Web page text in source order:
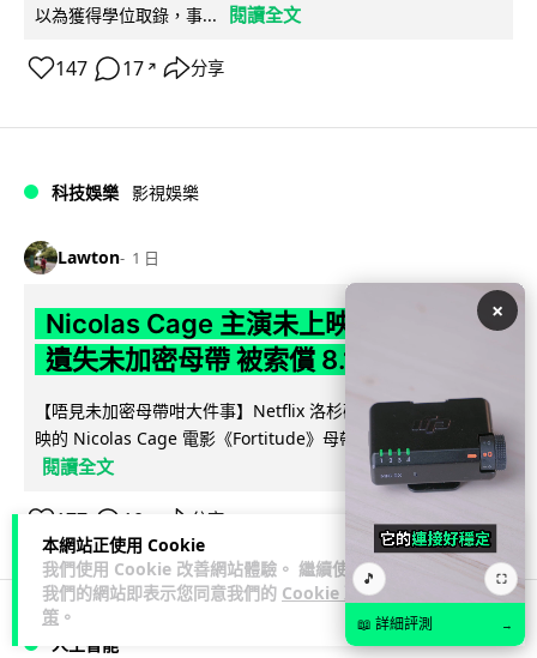
本網站正使用 Cookie
我們使用 Cookie 改善網站體驗。 繼續使用
我們的網站即表示您同意我們的 Cookie 政
策 。
以為獲得學位取錄，事...
閱讀全文
147 17 ↗ 分享
科技娛樂 影視娛樂
Lawton 1 日
Nicolas Cage 主演未上映電影 Netflix
遺失未加密母帶 被索償 8.19 億港元
【唔見未加密母帶咁大件事】Netflix 洛杉磯辦公室被竊，未上
映的 Nicolas Cage 電影《Fortitude》母帶亦告失蹤。電影...
閱讀全文
177 10 分享
人工智能
×
🎵 ⛶
📖 詳細評測 →